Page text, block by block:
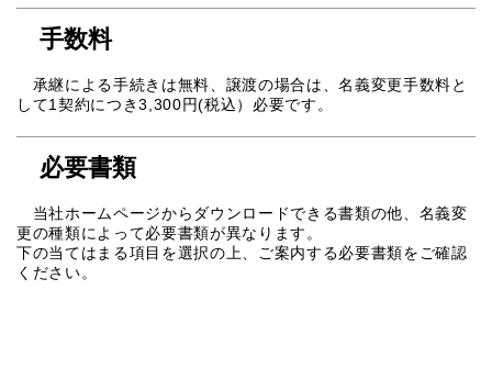
手数料
承継による手続きは無料、譲渡の場合は、名義変更手数料と
して1契約につき3,300円(税込）必要です。
必要書類
当社ホームページからダウンロードできる書類の他、名義変
更の種類によって必要書類が異なります。
下の当てはまる項目を選択の上、ご案内する必要書類をご確認
ください。